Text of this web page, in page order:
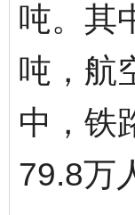
吨。其
吨，航
中，铁
79.8万